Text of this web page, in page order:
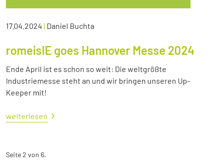
17.04.2024 | Daniel Buchta
romeisIE goes Hannover Messe 2024
Ende April ist es schon so weit: Die weltgrößte
Industriemesse steht an und wir bringen unseren Up-
Keeper mit!
weiterlesen
Seite 2 von 6.